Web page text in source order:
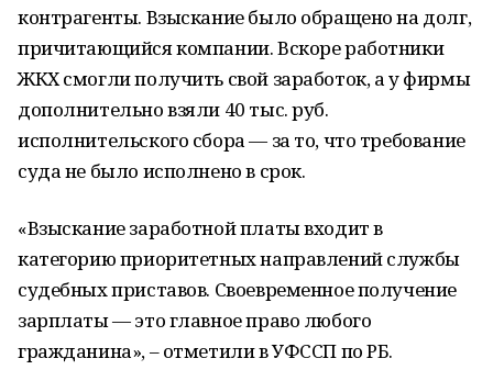
контрагенты. Взыскание было обращено на долг,
причитающийся компании. Вскоре работники
ЖКХ смогли получить свой заработок, а у фирмы
дополнительно взяли 40 тыс. руб.
исполнительского сбора — за то, что требование
суда не было исполнено в срок.
«Взыскание заработной платы входит в
категорию приоритетных направлений службы
судебных приставов. Своевременное получение
зарплаты — это главное право любого
гражданина», – отметили в УФССП по РБ.